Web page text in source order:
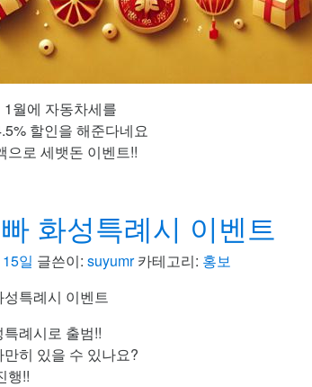
월에 자동차세를
할인을 해준다네요
으로 세뱃돈 이벤트!!
화성특례시 이벤트
일 글쓴이: suyumr 카테고리: 홍보
례시로 출범!!
히 있을 수 있나요?
행!!